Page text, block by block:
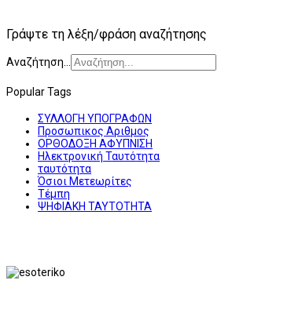
Γράψτε τη λέξη/φράση αναζήτησης
Αναζήτηση...
Popular Tags
ΣΥΛΛΟΓΗ ΥΠΟΓΡΑΦΩΝ
Προσωπικος Αριθμος
ΟΡΘΟΔΟΞΗ ΑΦΥΠΝΙΣΗ
Ηλεκτρονική Ταυτότητα
ταυτότητα
Όσιοι Μετεωρίτες
Τέμπη
ΨΗΦΙΑΚΗ ΤΑΥΤΟΤΗΤΑ